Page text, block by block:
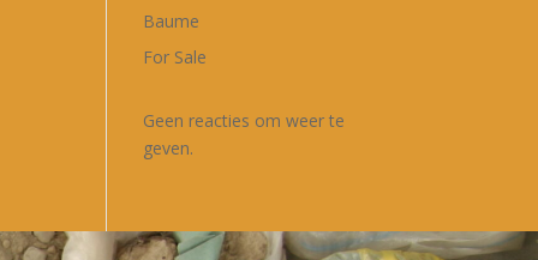
Baume
For Sale
Geen reacties om weer te
geven.